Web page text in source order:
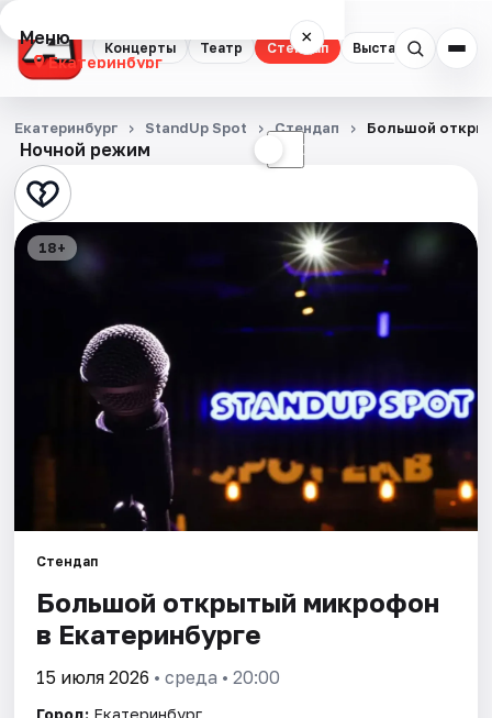
Концерты Театр Стендап Выставки
Меню ×
Екатеринбург
Концерты
Театр
Стендап
Выставки
Экскурсии
Площадки
Артисты
Ночной режим ☾
Екатеринбург StandUp Spot Стендап Большой
18+
Стендап
Большой открытый микрофон
в Екатеринбурге
15 июля 2026 • среда • 20:00